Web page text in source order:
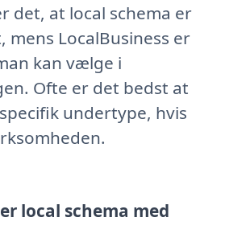
det, at local schema er
mens LocalBusiness er
kan vælge i
Ofte er det bedst at
undertype, hvis
local schema med